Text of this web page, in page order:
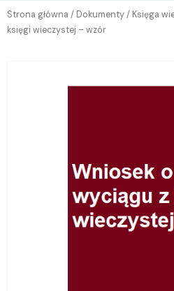
Strona główna / Dokumenty/ Księga
księgi wieczystej – wzór